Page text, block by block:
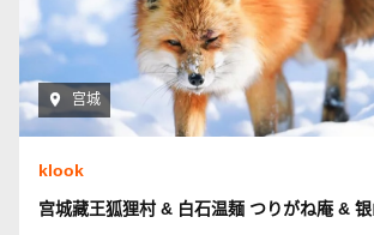
宫城
klook
宫城藏王狐狸村 & 白石温麺 つりがね庵 &